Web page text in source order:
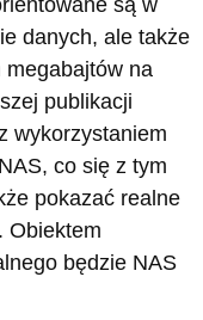
są w
danych, ale także
megabajtów na
publikacji
wykorzystaniem
co się z tym
pokazać realne
Obiektem
będzie NAS